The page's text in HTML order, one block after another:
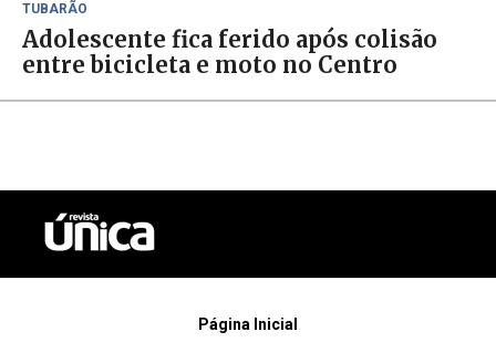
TUBARÃO
Adolescente fica ferido após colisão
entre bicicleta e moto no Centro
Página Inicial